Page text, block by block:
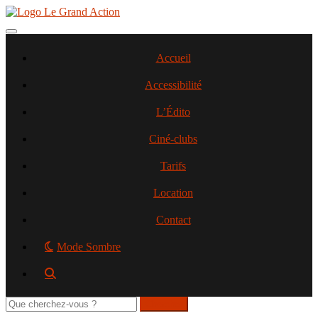
Aller
contenu
Toggle navigation
Accueil
Accessibilité
L’Édito
Ciné-clubs
Tarifs
Location
Contact
Mode Sombre
Rechercher
sur